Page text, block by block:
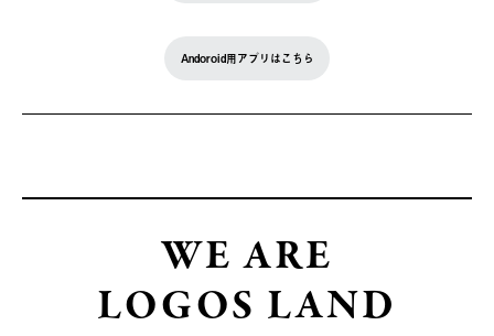
Andoroid用アプリはこちら
WE ARE
LOGOS LAND